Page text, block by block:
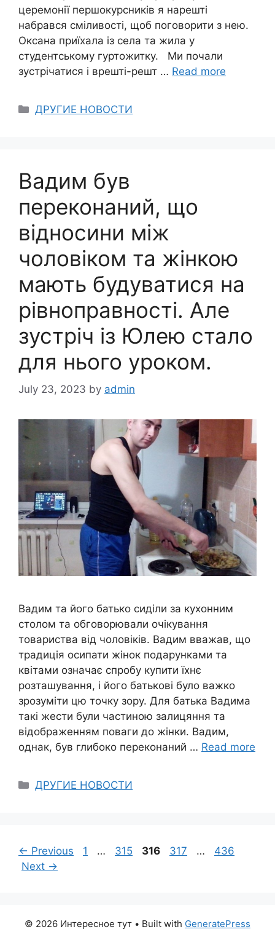
церемонії першокурсників я нарешті
набрався сміливості, щоб поговорити з нею.
Оксана приїхала із села та жила у
студентському гуртожитку. Ми почали
зустрічатися і врешті-решт … Read more
Categories
ДРУГИЕ НОВОСТИ
Вадим був
переконаний, що
відносини між
чоловіком та жінкою
мають будуватися на
рівноправності. Але
зустріч із Юлею стало
для нього уроком.
July 23, 2023 by admin
Вадим та його батько сиділи за кухонним
столом та обговорювали очікування
товариства від чоловіків. Вадим вважав, що
традиція осипати жінок подарунками та
квітами означає спробу купити їхнє
розташування, і його батькові було важко
зрозуміти цю точку зору. Для батька Вадима
такі жести були частиною залицяння та
відображенням поваги до жінки. Вадим,
однак, був глибоко переконаний … Read more
Categories
ДРУГИЕ НОВОСТИ
← Previous Page
1 … Page
315 Page
316 Page
317 … Page
436
Next →
© 2026 Интересное тут • Built with GeneratePress